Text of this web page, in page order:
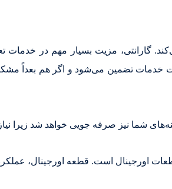
گارانتی، مزیت بسیار مهم در
خدمات تضمین می‌شود و اگر هم بعداً
شما نیز صرفه جویی خواهد شد زیرا
اورجینال است. قطعه اورجینال،